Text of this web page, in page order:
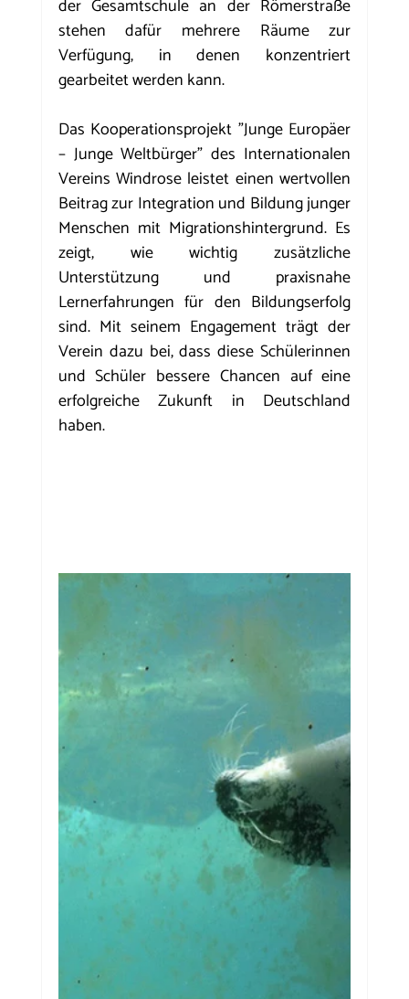
der Gesamtschule an der Römerstraße
stehen dafür mehrere Räume zur
Verfügung, in denen konzentriert
gearbeitet werden kann.
Das Kooperationsprojekt "Junge Europäer
– Junge Weltbürger" des Internationalen
Vereins Windrose leistet einen wertvollen
Beitrag zur Integration und Bildung junger
Menschen mit Migrationshintergrund. Es
zeigt, wie wichtig zusätzliche
Unterstützung und praxisnahe
Lernerfahrungen für den Bildungserfolg
sind. Mit seinem Engagement trägt der
Verein dazu bei, dass diese Schülerinnen
und Schüler bessere Chancen auf eine
erfolgreiche Zukunft in Deutschland
haben.